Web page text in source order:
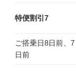
特便割引7
ご搭乗日8日前、7
日前